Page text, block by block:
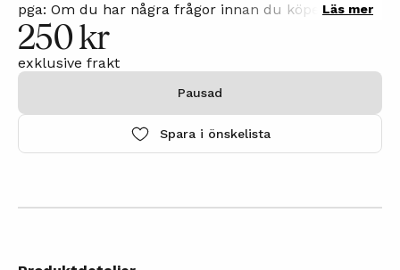
pga: Om du har några frågor innan du köper eller
vill att jag laddar upp fler bilder, kommentera gärna
annonsen så svarar jag på din kommentar så snart
som möjligt.
Läs mer
250 kr
exklusive frakt
Pausad
Spara i önskelista